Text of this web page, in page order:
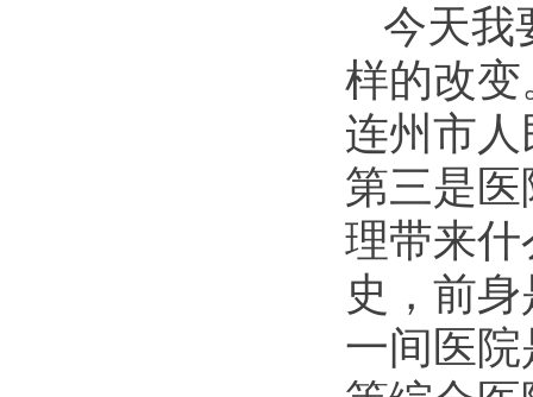
今天我
样的改
连州市
第三是
理带来
史，前
一间医